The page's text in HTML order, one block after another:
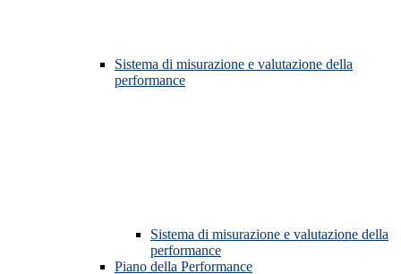
Sistema di misurazione e valutazione della
performance
Sistema di misurazione e valutazione della
performance
Piano della Performance